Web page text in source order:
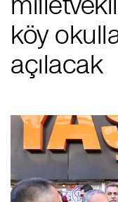
köy
açılacak